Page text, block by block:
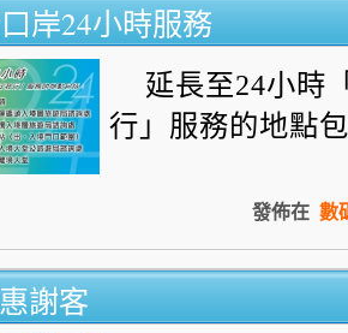
岸24小時服務
延長至24小時
行」服務的地點
發佈在 數
謝客